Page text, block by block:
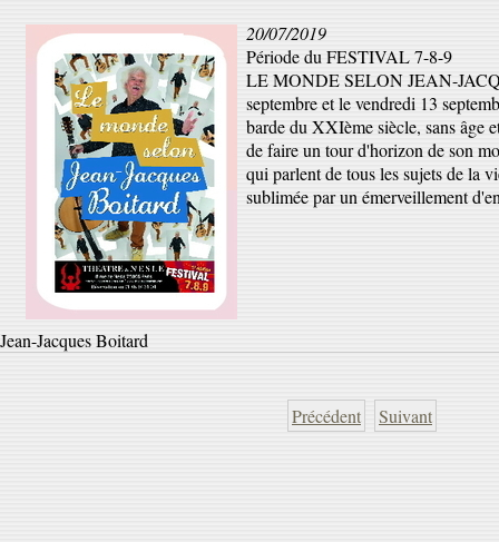
20/07/2019
Période du FESTIVAL 7-8-9
LE MONDE SELON JEAN-
septembre et le vendredi 13
barde du XXIème siècle, sans âge
de faire un tour d'horizon de son
qui parlent de tous les sujets de la
sublimée par un émerveillement
Jean-Jacques Boitard
Précédent Suivant